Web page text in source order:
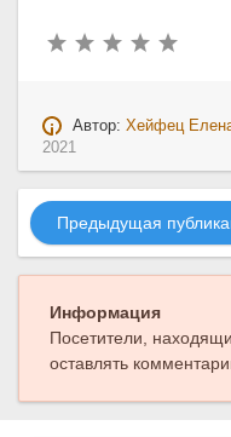
Автор:Хейфец
2021
Предыдущая
Информация
Посетители,
оставлять